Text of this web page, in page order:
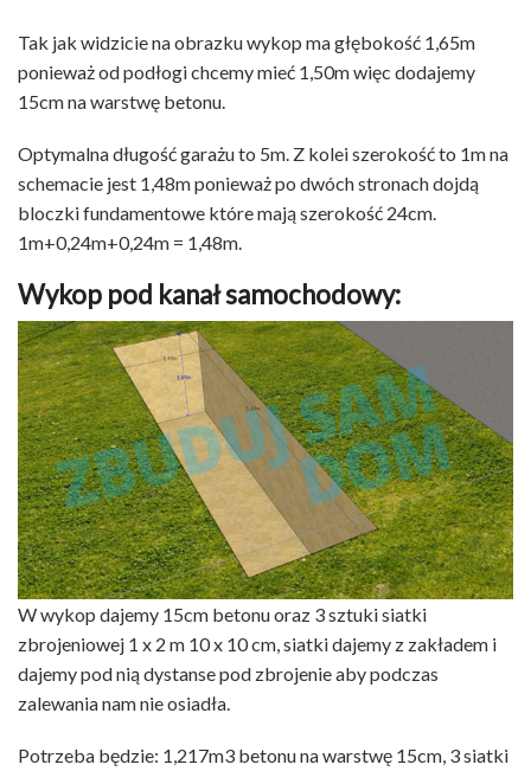
Tak jak widzicie na obrazku wykop ma głębokość 1,65m
ponieważ od podłogi chcemy mieć 1,50m więc dodajemy
15cm na warstwę betonu.
Optymalna długość garażu to 5m. Z kolei szerokość to 1m na
schemacie jest 1,48m ponieważ po dwóch stronach dojdą
bloczki fundamentowe które mają szerokość 24cm.
1m+0,24m+0,24m = 1,48m.
Wykop pod kanał samochodowy:
W wykop dajemy 15cm betonu oraz 3 sztuki siatki
zbrojeniowej 1 x 2 m 10 x 10 cm, siatki dajemy z zakładem i
dajemy pod nią dystanse pod zbrojenie aby podczas
zalewania nam nie osiadła.
Potrzeba będzie: 1,217m3 betonu na warstwę 15cm, 3 siatki